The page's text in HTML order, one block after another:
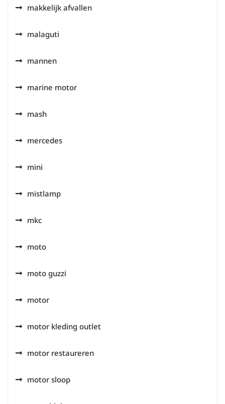
makkelijk afvallen
malaguti
mannen
marine motor
mash
mercedes
mini
mistlamp
mkc
moto
moto guzzi
motor
motor kleding outlet
motor restaureren
motor sloop